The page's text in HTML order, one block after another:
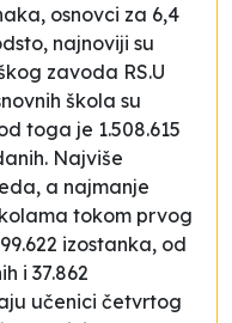
osnovci za 6,4
najnoviji su
zavoda RS.U
škola su
toga je 1.508.615
Najviše
a najmanje
tokom prvog
izostanka, od
i 37.862
učenici četvrtog